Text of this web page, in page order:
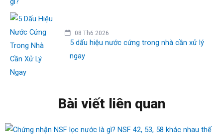
08 Th6 2026
5 dấu hiệu nước cứng trong nhà cần xử lý
ngay
Bài viết liên quan